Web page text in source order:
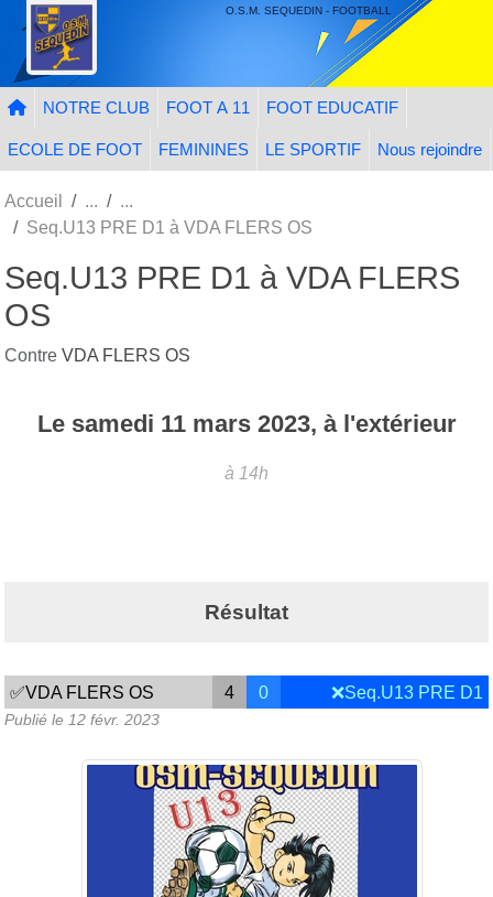
O.S.M. SEQUEDIN - FOOTBALL
NOTRE CLUB FOOT A 11 FOOT EDUCATIF
ECOLE DE FOOT FEMININES LE SPORTIF Nous rejoindre
Accueil
Seq.U13 PRE D1 à VDA FLERS OS
Seq.U13 PRE D1 à VDA FLERS
OS
Contre VDA FLERS OS
Le samedi 11 mars 2023, à l'extérieur
à 14h
Résultat
✅VDA FLERS OS 4 0 ❌Seq.U13 PRE D1
Publié le 12 févr. 2023
Panneau de gestion des cookies